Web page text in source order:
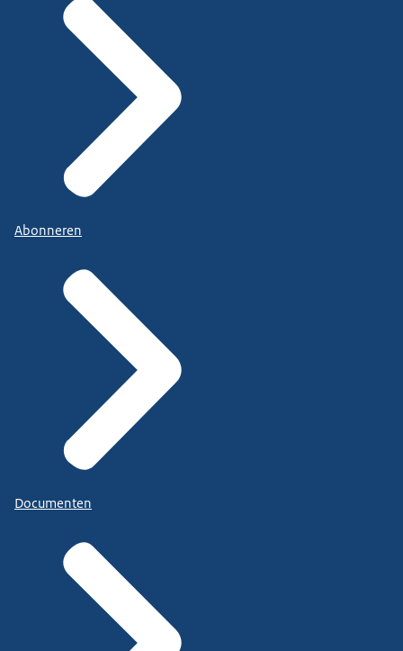
Abonneren
Documenten